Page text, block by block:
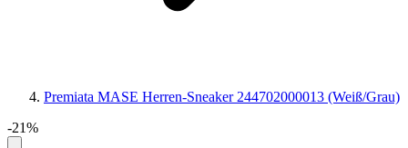
Premiata MASE Herren-Sneaker 244702000013 (Weiß/Grau)
-21%